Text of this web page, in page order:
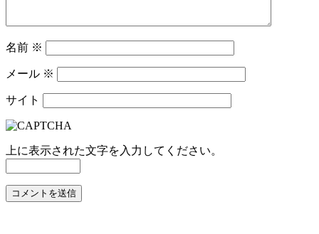
名前 ※
メール ※
サイト
上に表示された文字を入力してください。